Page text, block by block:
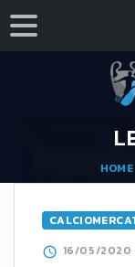
HOME
16/05/2020